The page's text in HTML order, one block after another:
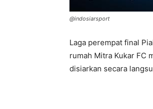
@indosiarsport
Laga perempat final
rumah Mitra Kukar FC
disiarkan secara